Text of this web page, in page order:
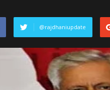
@rajdhaniupdate